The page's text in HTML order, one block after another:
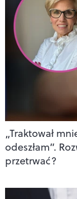
„Traktował
odeszłam”.
przetrwać?